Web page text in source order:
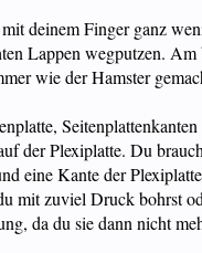
deinem Finger ganz
Lappen wegputzen. Am
wie der Hamster
der Plexiplatte. Du
eine Kante der
mit zuviel Druck bohrst
da du sie dann nicht